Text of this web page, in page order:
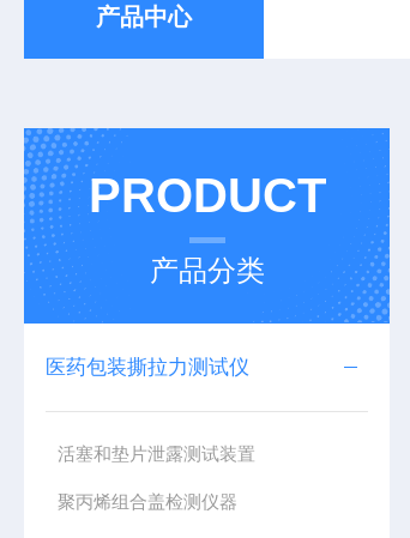
产品中心
PRODUCT
产品分类
医药包装撕拉力测试仪
活塞和垫片泄露测试装置
聚丙烯组合盖检测仪器